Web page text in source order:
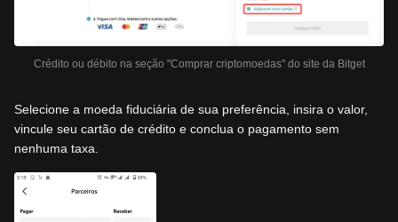
Crédito ou débito na seção "Comprar criptomoedas" do site da Bitget
Selecione a moeda fiduciária de sua preferência, insira o valor,
vincule seu cartão de crédito e conclua o pagamento sem
nenhuma taxa.